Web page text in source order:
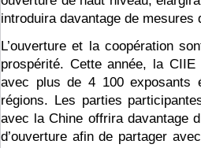
introduira davantage de mesures
L’ouverture et la coopération
prospérité. Cette année, la
avec plus de 4 100 exposants
régions. Les parties
avec la Chine offrira davantage
d’ouverture afin de partager